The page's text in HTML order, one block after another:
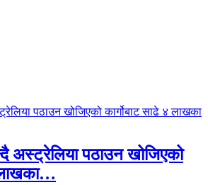
अस्ट्रेलिया पठाउन खोजिएको
लाखका…